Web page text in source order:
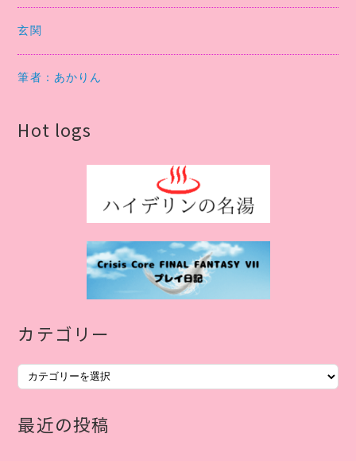
玄関
筆者：あかりん
Hot logs
カテゴリー
カ
テ
ゴ
リ
最近の投稿